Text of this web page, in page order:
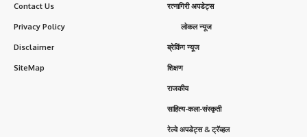
Contact Us
Privacy Policy
Disclaimer
SiteMap
रत्नागिरी अपडेट्स
लोकल न्यूज
ब्रेकिंग न्यूज
शिक्षण
राजकीय
साहित्य-कला-संस्कृती
रेल्वे अपडेट्स & ट्रॅव्हल